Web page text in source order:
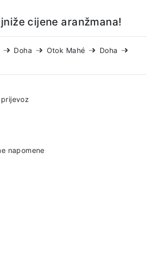
cijene aranžmana!
Doha Otok Mahé
Doha
napomene